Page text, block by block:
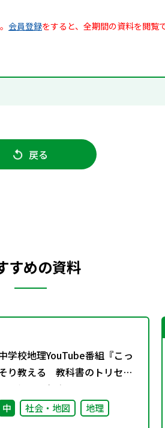
会員登録をすると、全期間の資料を閲覧
戻る
すめの資料
学校地理YouTube番組『こっ
り教える 教科書のトリセ
ツ』好評配信中！
中 社会・地図 地理